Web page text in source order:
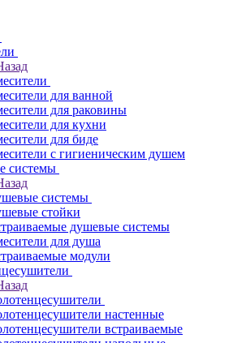
для ванной
для раковины
для кухни
для биде
с гигиеническим душем
системы
системы
стойки
душевые системы
для душа
модули
настенные
встраиваемые